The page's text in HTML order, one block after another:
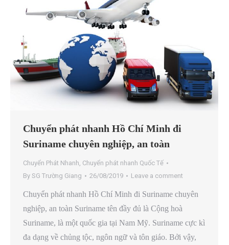
Chuyển phát nhanh Hồ Chí Minh đi
Suriname chuyên nghiệp, an toàn
Chuyển Phát Nhanh, Chuyển phát nhanh Quốc Tế
By SG Trường Giang 26/08/2019 Leave a comment
Chuyển phát nhanh Hồ Chí Minh đi Suriname chuyên
nghiệp, an toàn Suriname tên đầy đủ là Cộng hoà
Suriname, là một quốc gia tại Nam Mỹ. Suriname cực kì
đa dạng về chủng tộc, ngôn ngữ và tôn giáo. Bởi vậy,